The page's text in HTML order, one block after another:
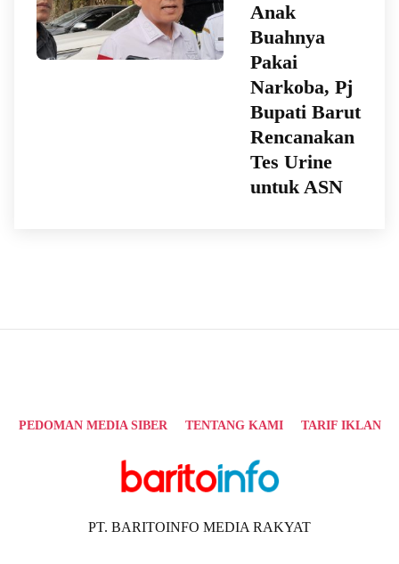
Anak
Buahnya
Pakai
Narkoba, Pj
Bupati Barut
Rencanakan
Tes Urine
untuk ASN
PEDOMAN MEDIA SIBER TENTANG KAMI TARIF IKLAN
PT. BARITOINFO MEDIA RAKYAT